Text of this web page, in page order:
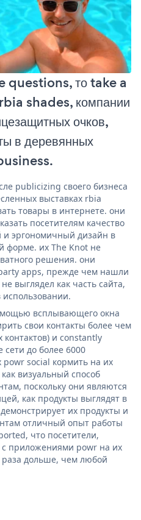
questions, то take a
shades, компании
очков,
в деревянных
publicizing своего бизнеса
выставках rbia
товары в интернете. они
посетителям качество
и эргономичный дизайн в
форме. их The Knot не
решения. они
apps, прежде чем нашли
выглядел как часть сайта,
всплывающего окна
свои контакты более чем
контактов) и constantly
до более 6000
social кормить на их
визуальный способ
поскольку они являются
как продукты выглядят в
их продукты и
отличный опыт работы
что посетители,
с приложениями powr на их
дольше, чем любой